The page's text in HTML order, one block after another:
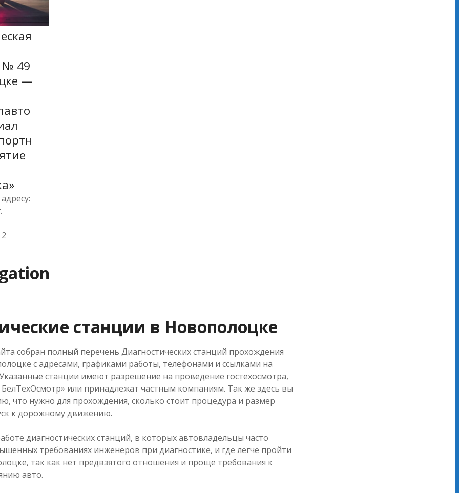
№ 49
—
станции в Новополоцке
собран полный перечень Диагностических станций прохождения
с адресами, графиками работы, телефонами и ссылками на
станции имеют разрешение на проведение гостехосмотра,
БелТехОсмотр» или принадлежат частным компаниям. Так же здесь вы
что нужно для прохождения, сколько стоит процедура и размер
к дорожному движению.
диагностических станций, в которых автовладельцы часто
требованиях инженеров при диагностике, и где легче пройти
так как нет предвзятого отношения и проще требования к
авто.